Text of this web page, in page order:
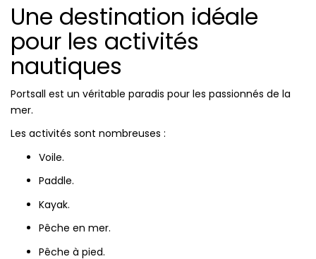
Une destination idéale
pour les activités
nautiques
Portsall est un véritable paradis pour les passionnés de la
mer.
Les activités sont nombreuses :
Voile.
Paddle.
Kayak.
Pêche en mer.
Pêche à pied.